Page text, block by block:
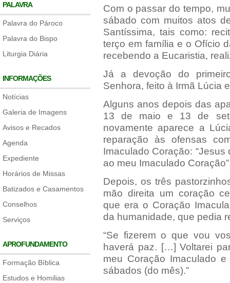
PALAVRA
Palavra do Pároco
Palavra do Bispo
Liturgia Diária
INFORMAÇÕES
Notícias
Galeria de Imagens
Avisos e Recados
Agenda
Expediente
Horários de Missas
Batizados e Casamentos
Conselhos
Serviços
APROFUNDAMENTO
Formação Bíblica
Estudos e Homilias
Com o passar do tempo,
sábado com muitos atos
Santíssima, tais como:
terço em família e o Ofício
recebendo a Eucaristia,
Já a devoção do
Senhora, feito à Irmã Lúcia
Alguns anos depois das
13 de maio e 13 de
novamente aparece a
reparação às ofensas
Imaculado Coração:
ao meu Imaculado
Depois, os três
mão direita um coração
que era o Coração
da humanidade, que pedia
“Se fizerem o que vou
haverá paz. […] Voltarei
meu Coração Imaculado
sábados (do mês).”